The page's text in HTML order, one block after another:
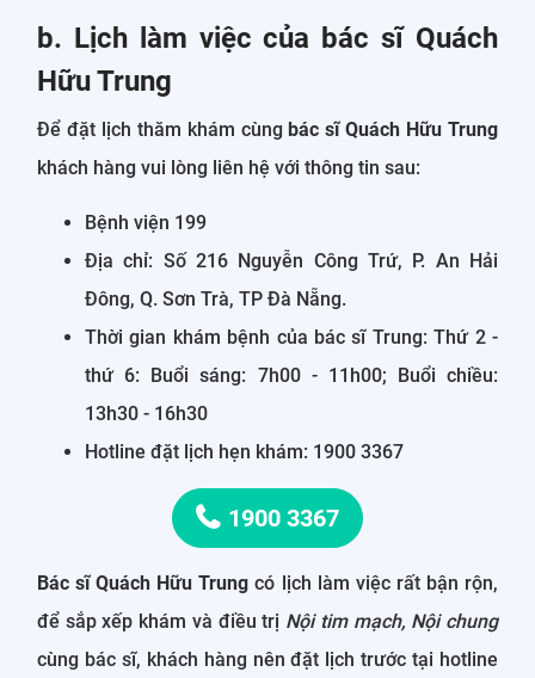
b. Lịch làm việc của bác sĩ Quách
Hữu Trung
Để đặt lịch thăm khám cùng bác sĩ Quách Hữu Trung
khách hàng vui lòng liên hệ với thông tin sau:
Bệnh viện 199
Địa chỉ: Số 216 Nguyễn Công Trứ, P. An Hải
Đông, Q. Sơn Trà, TP Đà Nẵng.
Thời gian khám bệnh của bác sĩ Trung: Thứ 2 -
thứ 6: Buổi sáng: 7h00 - 11h00; Buổi chiều:
13h30 - 16h30
Hotline đặt lịch hẹn khám: 1900 3367
1900 3367
Bác sĩ Quách Hữu Trungcó lịch làm việc rất bận rộn,
để sắp xếp khám và điều trị Nội tim mạch, Nội chung
cùng bác sĩ, khách hàng nên đặt lịch trước tại hotline